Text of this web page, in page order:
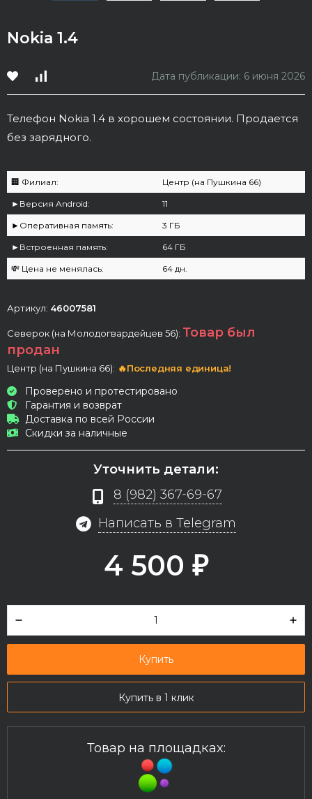
Nokia 1.4
Дата публикации: 6 июня 2026
Телефон Nokia 1.4 в хорошем состоянии. Продается
без зарядного.
🏢 Филиал: Центр (на Пушкина 66)
►Версия Android: 11
►Оперативная память: 3 ГБ
►Встроенная память: 64 ГБ
💸 Цена не менялась: 64 дн.
Артикул: 46007581
Северок (на Молодогвардейцев 56): Товар был
продан
Центр (на Пушкина 66): 🔥Последняя единица!
Проверено и протестировано
Гарантия и возврат
Доставка по всей России
Скидки за наличные
Уточнить детали:
8 (982) 367-69-67
Написать в Telegram
4 500 ₽
Купить
Купить в 1 клик
Товар на площадках: